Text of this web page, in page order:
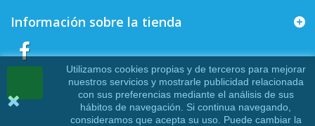
Información sobre la tienda
Utilizamos cookies propias y de terceros para mejorar
nuestros servicios y mostrarle publicidad relacionada
con sus preferencias mediante el análisis de sus
hábitos de navegación. Si continua navegando,
consideramos que acepta su uso. Puede cambiar la